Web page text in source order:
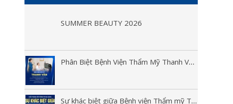
SUMMER BEAUTY 2026
Phân Biệt Bệnh Viện Thẩm Mỹ Thanh Vân Và Thẩm Mỹ Thanh Vân Spa
Sự khác biệt giữa Bệnh viện Thẩm mỹ Thanh Vân và Thẩm mỹ Thanh Vân Spa